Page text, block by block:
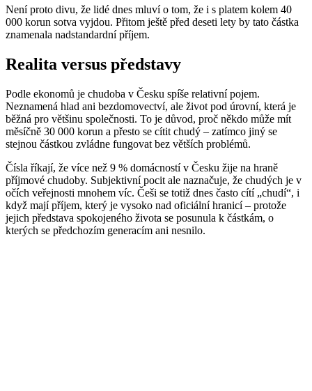
Není proto divu, že lidé dnes mluví o tom, že i s platem kolem 40
000 korun sotva vyjdou. Přitom ještě před deseti lety by tato částka
znamenala nadstandardní příjem.
Realita versus představy
Podle ekonomů je chudoba v Česku spíše relativní pojem.
Neznamená hlad ani bezdomovectví, ale život pod úrovní, která je
běžná pro většinu společnosti. To je důvod, proč někdo může mít
měsíčně 30 000 korun a přesto se cítit chudý – zatímco jiný se
stejnou částkou zvládne fungovat bez větších problémů.
Čísla říkají, že více než 9 % domácností v Česku žije na hraně
příjmové chudoby. Subjektivní pocit ale naznačuje, že chudých je v
očích veřejnosti mnohem víc. Češi se totiž dnes často cítí „chudí“, i
když mají příjem, který je vysoko nad oficiální hranicí – protože
jejich představa spokojeného života se posunula k částkám, o
kterých se předchozím generacím ani nesnilo.